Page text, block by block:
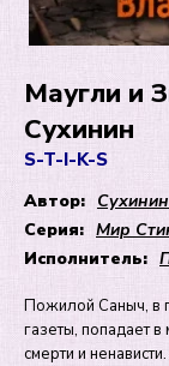
Маугли и
Сухинин
S-T-I-K-S
Автор:
Серия: Мир
Исполнитель:
Пожилой Саныч, в
газеты, попадает
смерти и